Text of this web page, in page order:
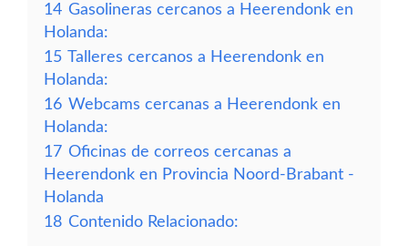
14 Gasolineras cercanos a Heerendonk en
Holanda:
15 Talleres cercanos a Heerendonk en
Holanda:
16 Webcams cercanas a Heerendonk en
Holanda:
17 Oficinas de correos cercanas a
Heerendonk en Provincia Noord-Brabant -
Holanda
18 Contenido Relacionado: